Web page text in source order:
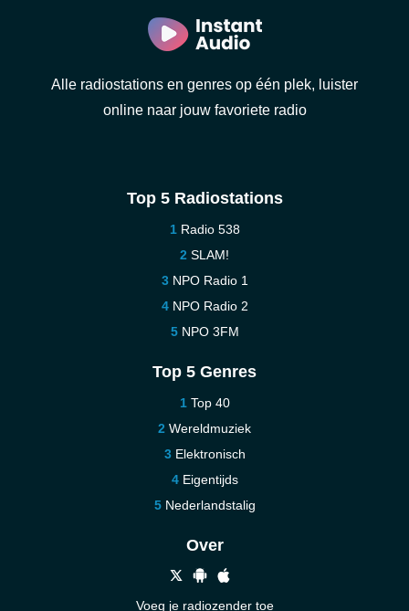
Alle radiostations en genres op één plek, luister
online naar jouw favoriete radio
Top 5 Radiostations
Radio 538
SLAM!
NPO Radio 1
NPO Radio 2
NPO 3FM
Top 5 Genres
Top 40
Wereldmuziek
Elektronisch
Eigentijds
Nederlandstalig
Over
Voeg je radiozender toe